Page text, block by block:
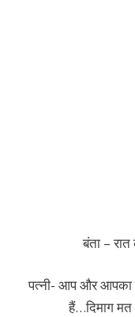
बंता –
पत्नी- आप और आपका
हैं…दिमाग